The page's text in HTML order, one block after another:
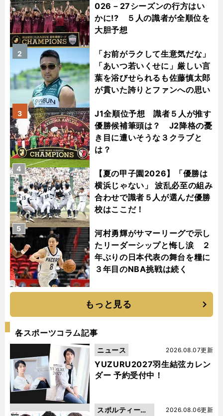
026－27シーズンの行方はい
かに!? ５人の識者が全順位を
大胆予想
「お前がラクして生意気だな」
「あいつ若いくせに」厳しい言
葉を浴びせられるも佐藤慎太郎
が貫いた誇りとファンへの思い
2
J1全順位予想 識者５人が推す
優勝候補筆頭は？ J2降格の憂
き目に遭いそうな３クラブと
は？
3
【夏の甲子園2026】「優勝は
横浜じゃない」 波乱必至の組み
合わせで識者５人が選んだ優勝
校はここだ！
4
河村勇輝がサマーリーグで示し
たリーダーシップと悔し涙 ２
年ぶりの日本代表の舞台を糧に
３年目のNBA挑戦は続く
5
もっと見る
各スポーツコラム記事
YUZURU2027羽生結弦カレン
ダー 予約受付中！
2026.08.07更新
ニュース
2026.08.06更新
スポルティーバ